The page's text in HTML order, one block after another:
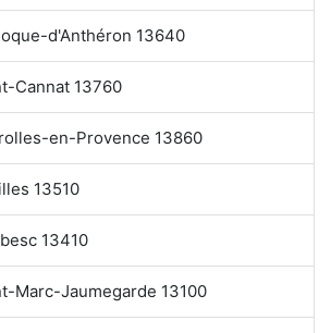
d'Anthéron 13640
Cannat 13760
en-Provence 13860
13510
13410
Marc-Jaumegarde 13100